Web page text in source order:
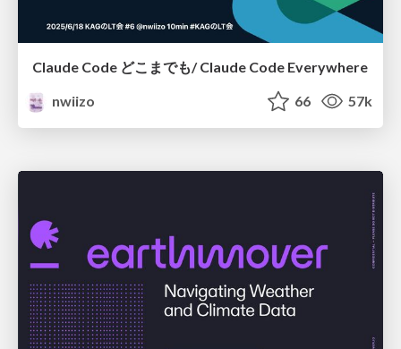
Claude Code どこまでも/ Claude Code Everywhere
nwiizo
66 57k